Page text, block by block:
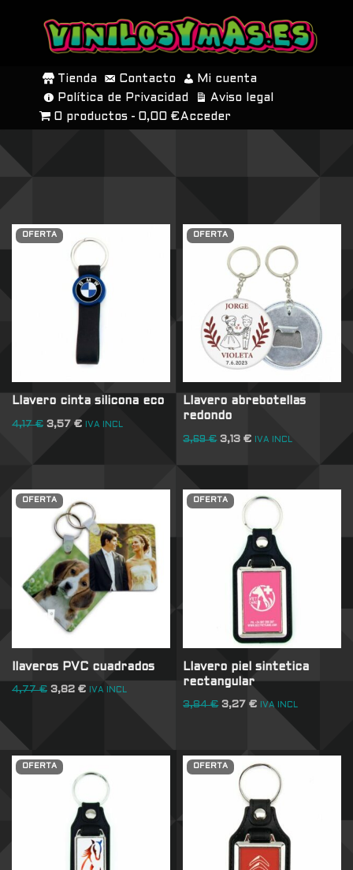
SALTAR
CONTENIDO
Tienda Contacto
Mi cuenta
Política de Privacidad
Aviso legal
0 productos
0,00 € Acceder
OFERTA
Llavero cinta silicona eco
4,17€ 3,57 € IVA INCL
OFERTA
Llavero abrebotellas
redondo
3,69€ 3,13€ IVA INCL
OFERTA
llaveros PVC cuadrados
4,77€ 3,82 € IVA INCL
OFERTA
Llavero piel sintetica
rectangular
3,84€ 3,27€ IVA INCL
OFERTA OFERTA